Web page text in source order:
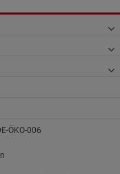
ÖKO-006